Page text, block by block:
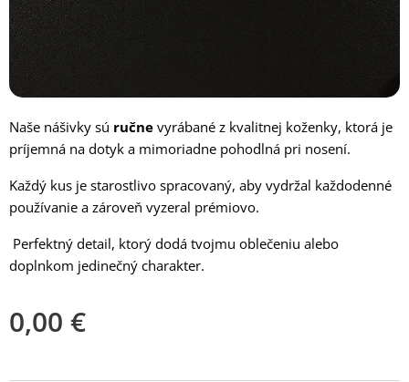
Naše nášivky sú ručne vyrábané z kvalitnej koženky, ktorá je
príjemná na dotyk a mimoriadne pohodlná pri nosení.
Každý kus je starostlivo spracovaný, aby vydržal každodenné
používanie a zároveň vyzeral prémiovo.
Perfektný detail, ktorý dodá tvojmu oblečeniu alebo
doplnkom jedinečný charakter.
0,00 €